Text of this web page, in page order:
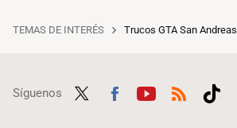
TEMAS DE INTERÉS Trucos GTA San Andreas
Síguenos